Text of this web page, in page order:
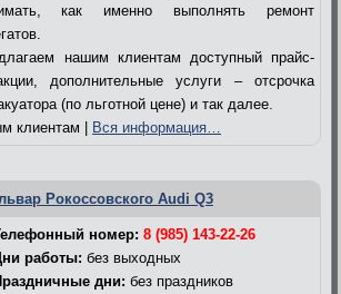
как именно выполнять ремонт
нашим клиентам доступный прайс-
дополнительные услуги – отсрочка
(по льготной цене) и так далее.
клиентам | Вся информация…
Рокоссовского Audi Q3
номер: 8 (985) 143-22-26
работы: без выходных
дни: без праздников